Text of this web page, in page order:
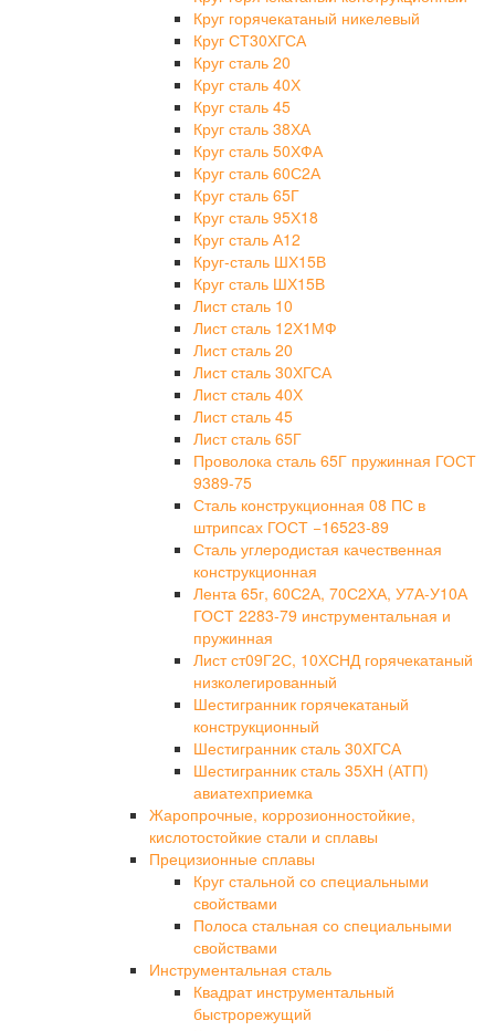
Круг горячекатаный никелевый
Круг СТ30ХГСА
Круг сталь 20
Круг сталь 40Х
Круг сталь 45
Круг сталь 38ХА
Круг сталь 50ХФА
Круг сталь 60С2А
Круг сталь 65Г
Круг сталь 95Х18
Круг сталь А12
Круг-сталь ШХ15В
Круг сталь ШХ15В
Лист сталь 10
Лист сталь 12Х1МФ
Лист сталь 20
Лист сталь 30ХГСА
Лист сталь 40Х
Лист сталь 45
Лист сталь 65Г
Проволока сталь 65Г пружинная ГОСТ
9389-75
Сталь конструкционная 08 ПС в
штрипсах ГОСТ −16523-89
Сталь углеродистая качественная
конструкционная
Лента 65г, 60С2А, 70С2ХА, У7А-У10А
ГОСТ 2283-79 инструментальная и
пружинная
Лист ст09Г2С, 10ХСНД горячекатаный
низколегированный
Шестигранник горячекатаный
конструкционный
Шестигранник сталь 30ХГСА
Шестигранник сталь 35ХН (АТП)
авиатехприемка
Жаропрочные, коррозионностойкие,
кислотостойкие стали и сплавы
Прецизионные сплавы
Круг стальной со специальными
свойствами
Полоса стальная со специальными
свойствами
Инструментальная сталь
Квадрат инструментальный
быстрорежущий